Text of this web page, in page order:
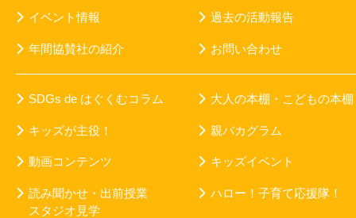
イベント情報 過去の活動報告
年間協賛社の紹介 お問い合わせ
SDGs de はぐくむコラム 大人の本棚・こどもの本棚
キッズが主役！ 親バカグラム
動画コンテンツ キッズイベント
読み聞かせ・出前授業
スタジオ見学
ハロー！子育て応援隊！